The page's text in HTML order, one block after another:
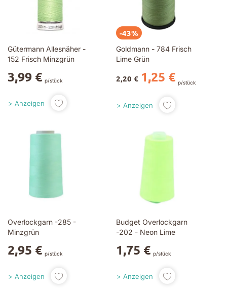
Gütermann Allesnäher -
152 Frisch Minzgrün
3,99 € p/stück
Anzeigen
-43%
Goldmann - 784 Frisch
Lime Grün
1,25 €
2,20 € p/stück
Anzeigen
Overlockgarn -285 -
Minzgrün
2,95 € p/stück
Anzeigen
Budget Overlockgarn
-202 - Neon Lime
1,75 € p/stück
Anzeigen